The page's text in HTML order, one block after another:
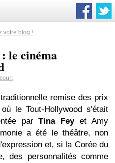
votre blog !
le cinéma
remise des prix
où le Tout-Hollywood s'était
parTina Feyet Amy
a été le théâtre, non
et, si la Corée du
des personnalités comme